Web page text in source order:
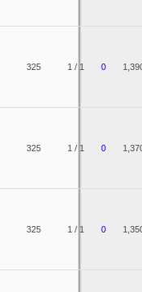
325 1 / 1 0
325 1 / 1 0
325 1 / 1 0